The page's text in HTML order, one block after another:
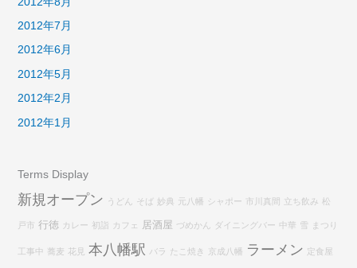
2012年7月
2012年6月
2012年5月
2012年2月
2012年1月
Terms Display
新規オープン うどん そば 妙典 元八幡 シャポー 市川真間 立ち飲み 松
戸市 行徳 カレー 初詣 カフェ 居酒屋 づめかん ダイニングバー 中華 雪 まつり
工事中 蕎麦 花見 本八幡駅 バラ たこ焼き 京成八幡 ラーメン 定食屋